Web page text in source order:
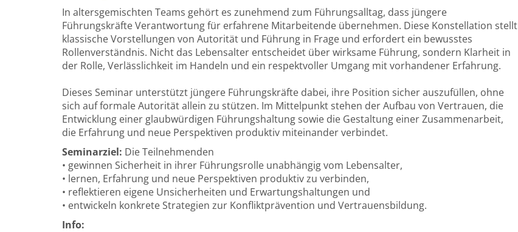
In altersgemischten Teams gehört es zunehmend zum Führungsalltag, dass jüngere
Führungskräfte Verantwortung für erfahrene Mitarbeitende übernehmen. Diese Konstellation stellt
klassische Vorstellungen von Autorität und Führung in Frage und erfordert ein bewusstes
Rollenverständnis. Nicht das Lebensalter entscheidet über wirksame Führung, sondern Klarheit in
der Rolle, Verlässlichkeit im Handeln und ein respektvoller Umgang mit vorhandener Erfahrung.
Dieses Seminar unterstützt jüngere Führungskräfte dabei, ihre Position sicher auszufüllen, ohne
sich auf formale Autorität allein zu stützen. Im Mittelpunkt stehen der Aufbau von Vertrauen, die
Entwicklung einer glaubwürdigen Führungshaltung sowie die Gestaltung einer Zusammenarbeit,
die Erfahrung und neue Perspektiven produktiv miteinander verbindet.
Seminarziel: Die Teilnehmenden
• gewinnen Sicherheit in ihrer Führungsrolle unabhängig vom Lebensalter,
• lernen, Erfahrung und neue Perspektiven produktiv zu verbinden,
• reflektieren eigene Unsicherheiten und Erwartungshaltungen und
• entwickeln konkrete Strategien zur Konfliktprävention und Vertrauensbildung.
Info: